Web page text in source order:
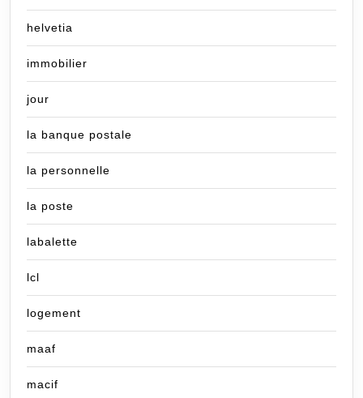
helvetia
immobilier
jour
la banque postale
la personnelle
la poste
labalette
lcl
logement
maaf
macif